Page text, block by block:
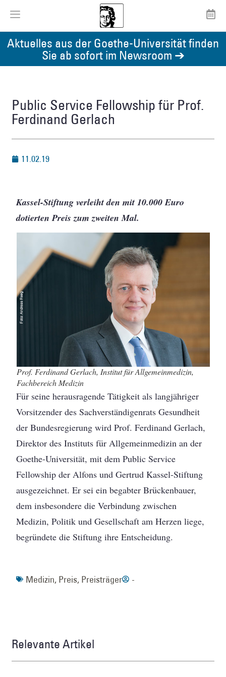
Aktuelles aus der Goethe-Universität finden
Sie ab sofort im Newsroom ➔
Public Service Fellowship für Prof.
Ferdinand Gerlach
11.02.19
Kassel-Stiftung verleiht den mit 10.000 Euro
dotierten Preis zum zweiten Mal.
Prof. Ferdinand Gerlach, Institut für Allgemeinmedizin,
Fachbereich Medizin
Für seine herausragende Tätigkeit als langjähriger
Vorsitzender des Sachverständigenrats Gesundheit
der Bundesregierung wird Prof. Ferdinand Gerlach,
Direktor des Instituts für Allgemeinmedizin an der
Goethe-Universität, mit dem Public Service
Fellowship der Alfons und Gertrud Kassel-Stiftung
ausgezeichnet. Er sei ein begabter Brückenbauer,
dem insbesondere die Verbindung zwischen
Medizin, Politik und Gesellschaft am Herzen liege,
begründete die Stiftung ihre Entscheidung.
Medizin, Preis, Preisträger -
Relevante Artikel